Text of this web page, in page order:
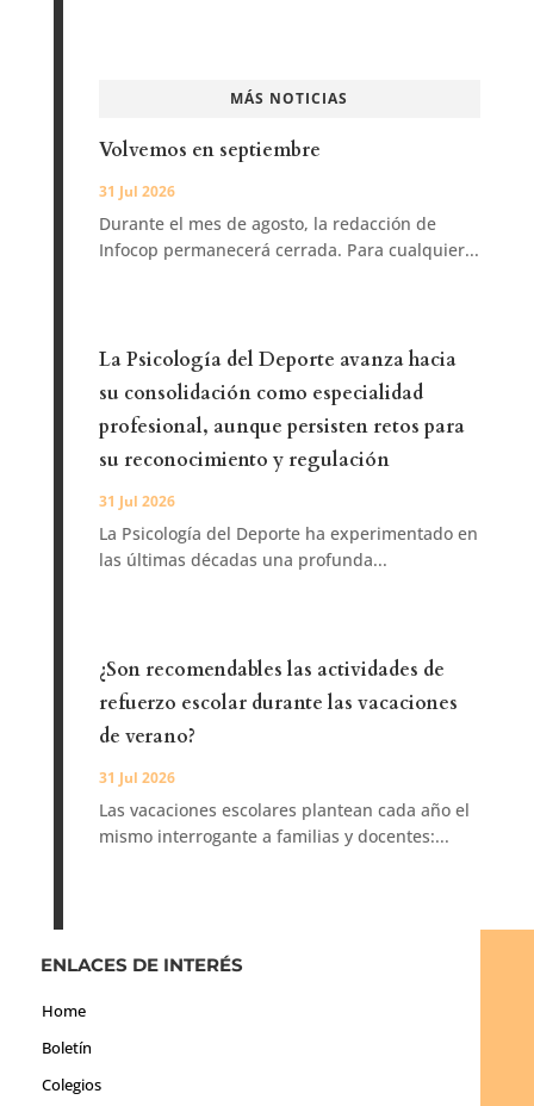
MÁS NOTICIAS
Volvemos en septiembre
31 Jul 2026
Durante el mes de agosto, la redacción de
Infocop permanecerá cerrada. Para cualquier...
La Psicología del Deporte avanza hacia
su consolidación como especialidad
profesional, aunque persisten retos para
su reconocimiento y regulación
31 Jul 2026
La Psicología del Deporte ha experimentado en
las últimas décadas una profunda...
¿Son recomendables las actividades de
refuerzo escolar durante las vacaciones
de verano?
31 Jul 2026
Las vacaciones escolares plantean cada año el
mismo interrogante a familias y docentes:...
ENLACES DE INTERÉS
Home
Boletín
Colegios